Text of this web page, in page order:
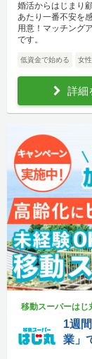
婚活からはじまり
あたり一番不安を
用意！マッチング
です。
低資金で始める 女
詳細
移動スーパーはじ
1週
業」